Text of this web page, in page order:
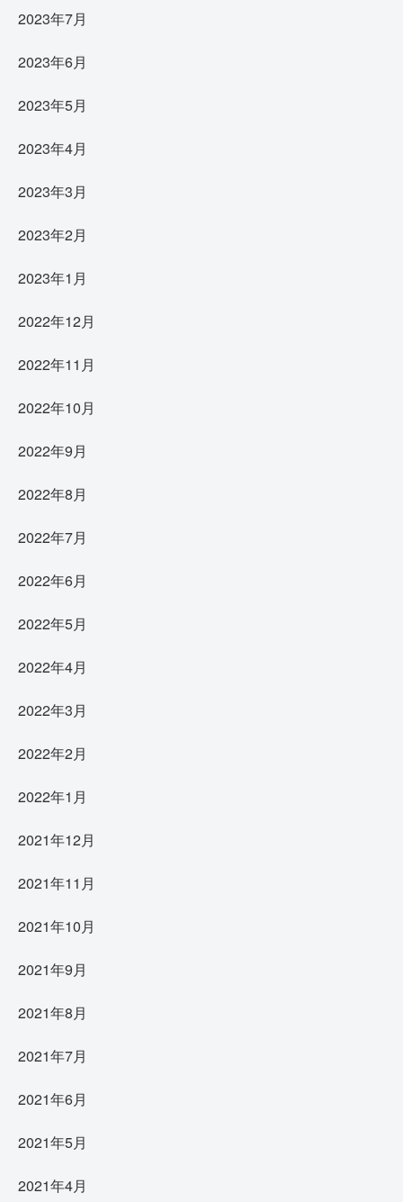
2023年7月
2023年6月
2023年5月
2023年4月
2023年3月
2023年2月
2023年1月
2022年12月
2022年11月
2022年10月
2022年9月
2022年8月
2022年7月
2022年6月
2022年5月
2022年4月
2022年3月
2022年2月
2022年1月
2021年12月
2021年11月
2021年10月
2021年9月
2021年8月
2021年7月
2021年6月
2021年5月
2021年4月